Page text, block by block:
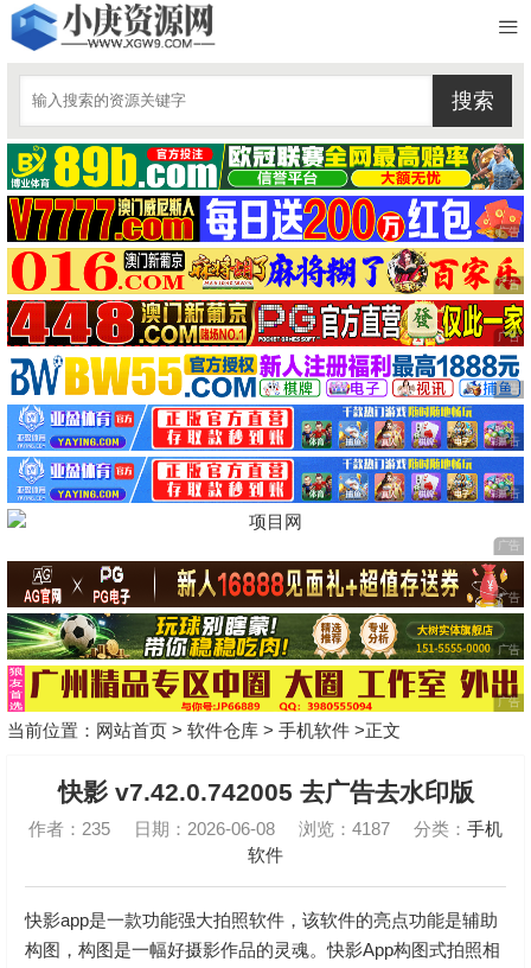
当前位置： 网站首页 > 软件仓库 > 手机软件 >正文
快影 v7.42.0.742005 去广告去水印版
作者：235 日期：2026-06-08 浏览：4187 分类： 手机
软件
快影app是一款功能强大拍照软件，该软件的亮点功能是辅助
构图，构图是一幅好摄影作品的灵魂。快影App构图式拍照相